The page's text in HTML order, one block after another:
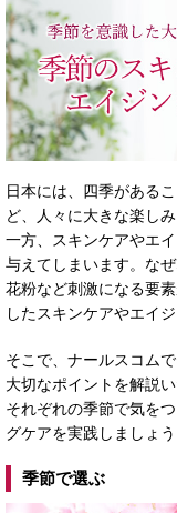
日本には、四季がある
ど、人々に大きな楽し
一方、スキンケアやエ
与えてしまいます。な
花粉など刺激になる要
したスキンケアやエイ
そこで、ナールスコム
大切なポイントを解説い
それぞれの季節で気を
グケアを実践しましょう
季節で選ぶ